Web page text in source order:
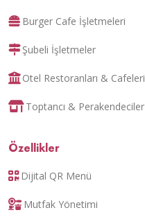
Burger Cafe İşletmeleri
Şubeli İşletmeler
Otel Restoranları & Cafeleri
Toptancı & Perakendeciler
Özellikler
Dijital QR Menü
Mutfak Yönetimi